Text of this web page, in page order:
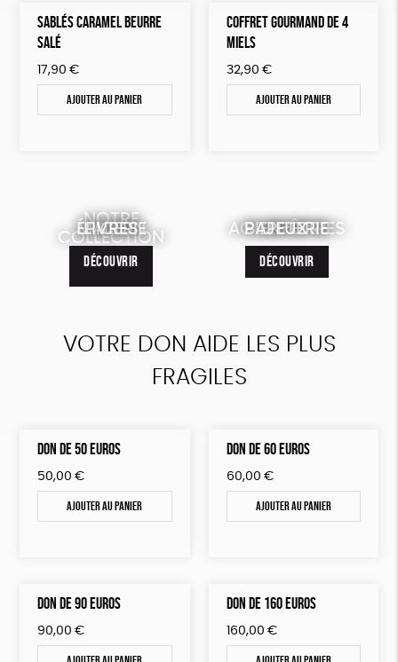
SABLÉS CARAMEL BEURRE
SALÉ
17,90 €
Ajouter au panier
COFFRET GOURMAND DE 4
MIELS
32,90 €
Ajouter au panier
NOTRE
COLLECTION
DÉCOUVRIR
ACCESSOIRES
DÉCOUVRIR
MAISON
DÉCOUVRIR
BIEN-ÊTRE
DÉCOUVRIR
ÉPICERIE
DÉCOUVRIR
PAPETERIE
DÉCOUVRIR
LIVRES
DÉCOUVRIR
JEUX
DÉCOUVRIR
VOTRE DON AIDE LES PLUS
FRAGILES
DON DE 50 EUROS
50,00 €
Ajouter au panier
DON DE 60 EUROS
60,00 €
Ajouter au panier
DON DE 90 EUROS
90,00 €
DON DE 160 EUROS
160,00 €